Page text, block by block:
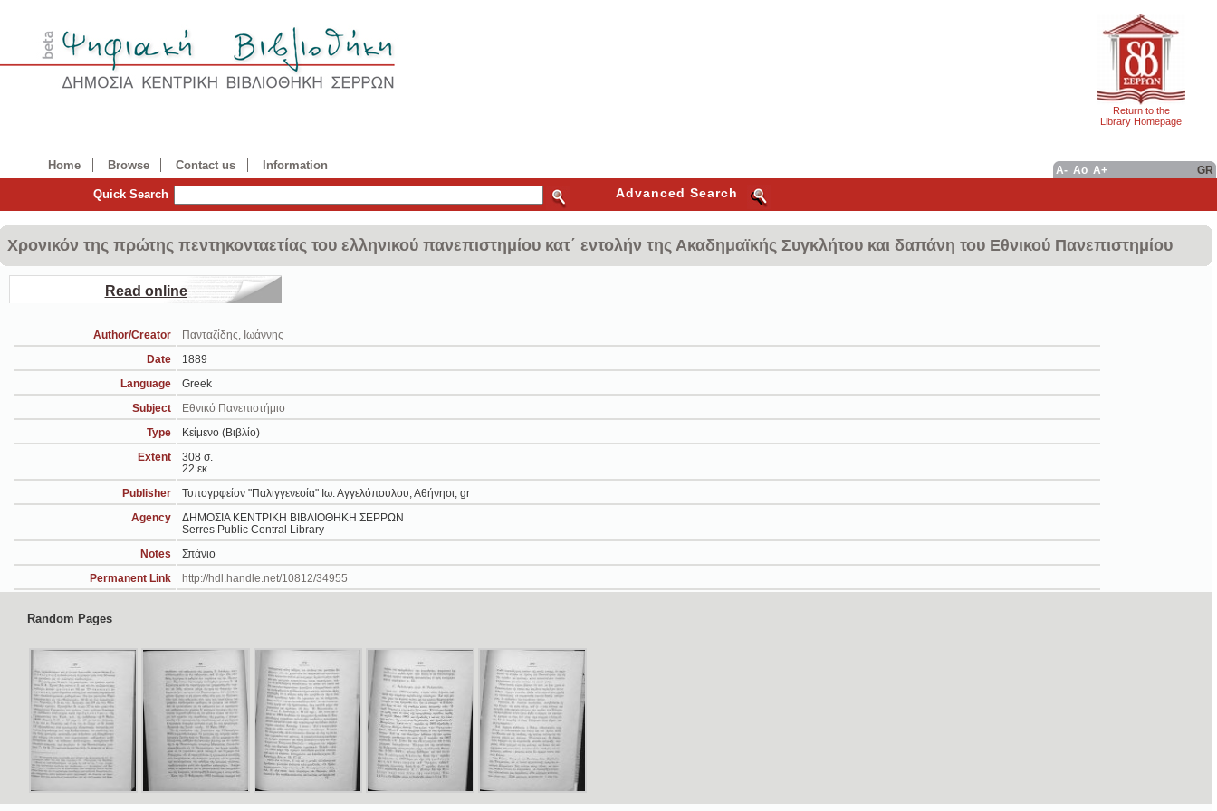
Return to the
Library Homepage
Home Browse Contact us Information A- Ao A+ GR
Quick Search Advanced Search
Χρονικόν της πρώτης πεντηκονταετίας του ελληνικού πανεπιστημίου κατ΄ εντολήν της Ακαδημαϊκής Συγκλήτου και δαπάνη του Εθνικού Πανεπιστημίου
Read online
Author/Creator Πανταζίδης, Ιωάννης
Date 1889
Language Greek
Subject Εθνικό Πανεπιστήμιο
Type Κείμενο (Βιβλίο)
Extent
308 σ.
22 εκ.
Publisher Τυπογρφείον "Παλιγγενεσία" Ιω. Αγγελόπουλου, Αθήνησι, gr
Agency
ΔΗΜΟΣΙΑ ΚΕΝΤΡΙΚΗ ΒΙΒΛΙΟΘΗΚΗ ΣΕΡΡΩΝ
Serres Public Central Library
Notes Σπάνιο
Permanent Link http://hdl.handle.net/10812/34955
Random Pages